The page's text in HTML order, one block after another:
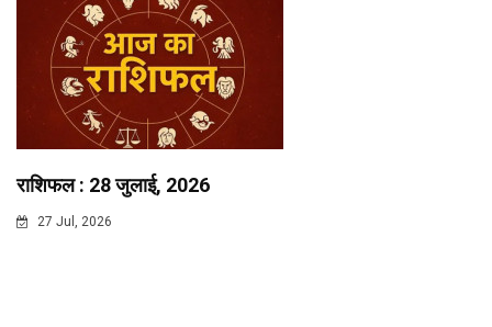
राशिफल : 28 जुलाई, 2026
27 Jul, 2026